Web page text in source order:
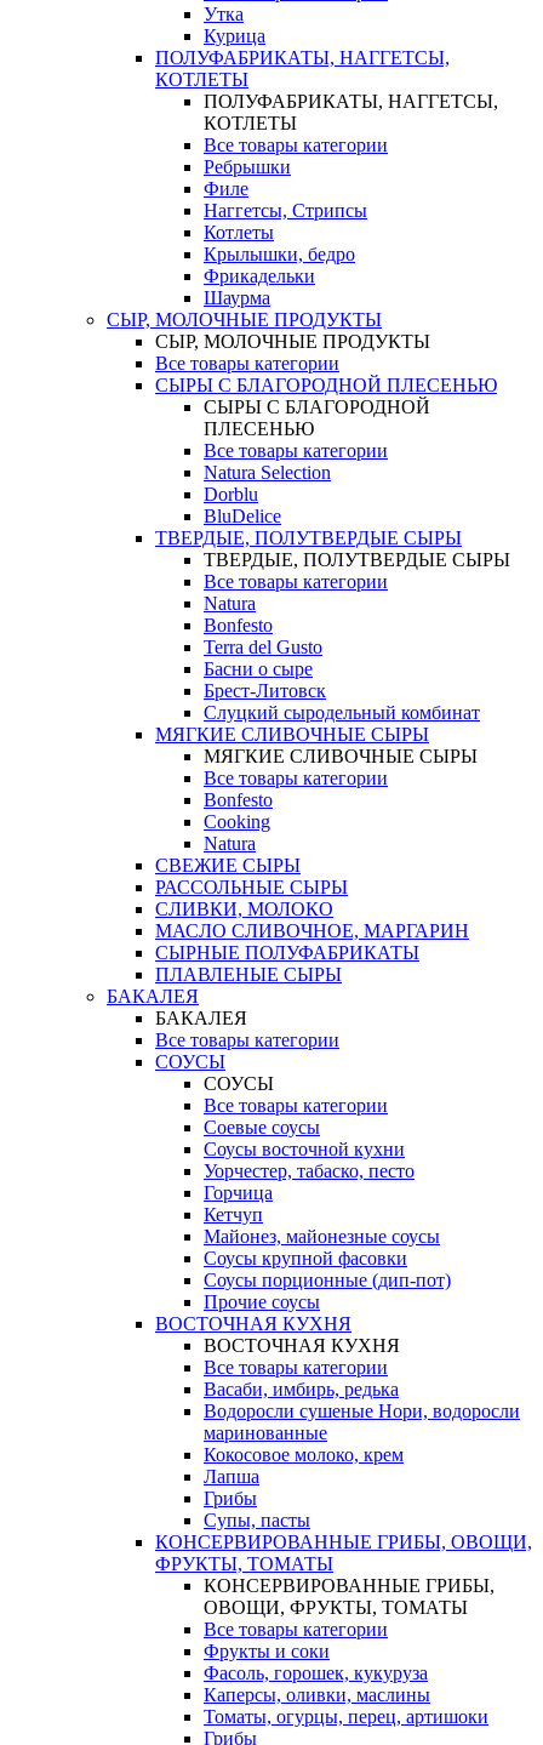
Утка
Курица
ПОЛУФАБРИКАТЫ, НАГГЕТСЫ,
КОТЛЕТЫ
ПОЛУФАБРИКАТЫ, НАГГЕТСЫ,
КОТЛЕТЫ
Все товары категории
Ребрышки
Филе
Наггетсы, Стрипсы
Котлеты
Крылышки, бедро
Фрикадельки
Шаурма
СЫР, МОЛОЧНЫЕ ПРОДУКТЫ
СЫР, МОЛОЧНЫЕ ПРОДУКТЫ
Все товары категории
СЫРЫ С БЛАГОРОДНОЙ ПЛЕСЕНЬЮ
СЫРЫ С БЛАГОРОДНОЙ
ПЛЕСЕНЬЮ
Все товары категории
Natura Selection
Dorblu
BluDelice
ТВЕРДЫЕ, ПОЛУТВЕРДЫЕ СЫРЫ
ТВЕРДЫЕ, ПОЛУТВЕРДЫЕ СЫРЫ
Все товары категории
Natura
Bonfesto
Terra del Gusto
Басни о сыре
Брест-Литовск
Слуцкий сыродельный комбинат
МЯГКИЕ СЛИВОЧНЫЕ СЫРЫ
МЯГКИЕ СЛИВОЧНЫЕ СЫРЫ
Все товары категории
Bonfesto
Cooking
Natura
СВЕЖИЕ СЫРЫ
РАССОЛЬНЫЕ СЫРЫ
СЛИВКИ, МОЛОКО
МАСЛО СЛИВОЧНОЕ, МАРГАРИН
СЫРНЫЕ ПОЛУФАБРИКАТЫ
ПЛАВЛЕНЫЕ СЫРЫ
БАКАЛЕЯ
БАКАЛЕЯ
Все товары категории
СОУСЫ
СОУСЫ
Все товары категории
Соевые соусы
Соусы восточной кухни
Уорчестер, табаско, песто
Горчица
Кетчуп
Майонез, майонезные соусы
Соусы крупной фасовки
Соусы порционные (дип-пот)
Прочие соусы
ВОСТОЧНАЯ КУХНЯ
ВОСТОЧНАЯ КУХНЯ
Все товары категории
Васаби, имбирь, редька
Водоросли сушеные Нори, водоросли
маринованные
Кокосовое молоко, крем
Лапша
Грибы
Супы, пасты
КОНСЕРВИРОВАННЫЕ ГРИБЫ, ОВОЩИ,
ФРУКТЫ, ТОМАТЫ
КОНСЕРВИРОВАННЫЕ ГРИБЫ,
ОВОЩИ, ФРУКТЫ, ТОМАТЫ
Все товары категории
Фрукты и соки
Фасоль, горошек, кукуруза
Каперсы, оливки, маслины
Томаты, огурцы, перец, артишоки
Грибы